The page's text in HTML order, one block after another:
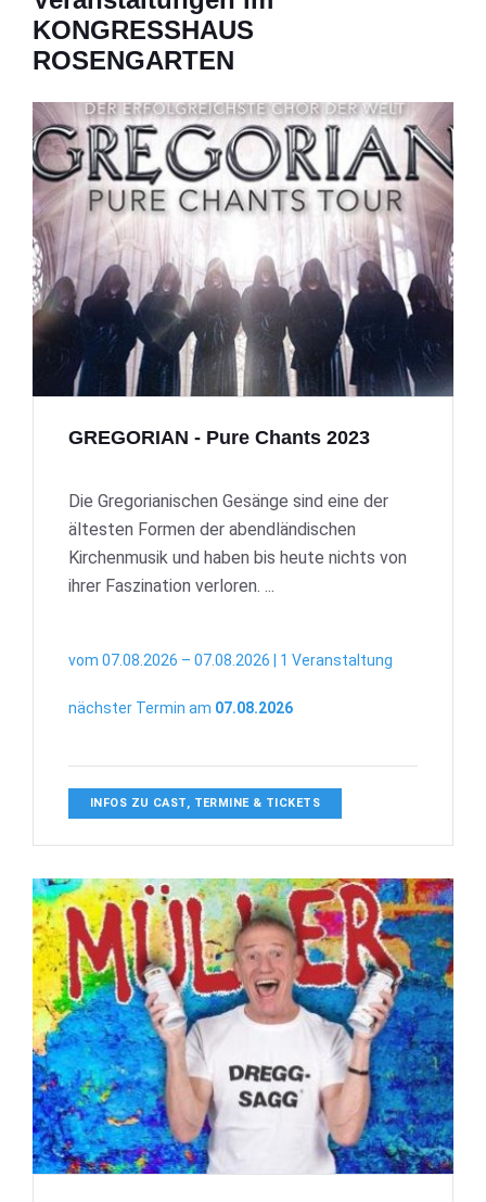
KONGRESSHAUS
ROSENGARTEN
GREGORIAN - Pure Chants 2023
Die Gregorianischen Gesänge sind eine der
ältesten Formen der abendländischen
Kirchenmusik und haben bis heute nichts von
ihrer Faszination verloren. ...
vom 07.08.2026 – 07.08.2026 | 1 Veranstaltung
nächster Termin am 07.08.2026
INFOS ZU CAST, TERMINE & TICKETS